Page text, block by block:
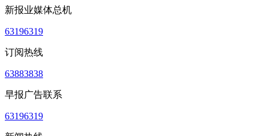
新报业媒体总机
63196319
订阅热线
63883838
早报广告联系
63196319